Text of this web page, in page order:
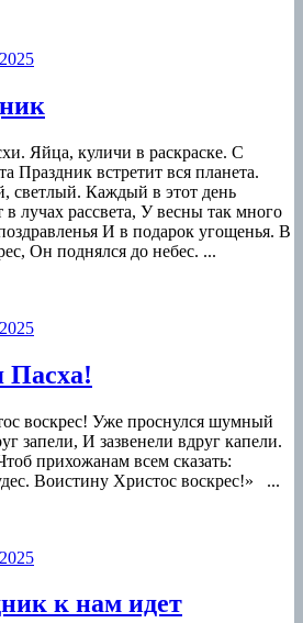
Яйца, куличи в раскраске. С
Праздник встретит вся планета.
светлый. Каждый в этот день
лучах рассвета, У весны так много
И в подарок угощенья. В
Он поднялся до небес. ...
Пасха!
Пасха!
воскрес! Уже проснулся шумный
запели, И зазвенели вдруг капели.
прихожанам всем сказать:
Воистину Христос воскрес!» ...
к нам идетСветлый